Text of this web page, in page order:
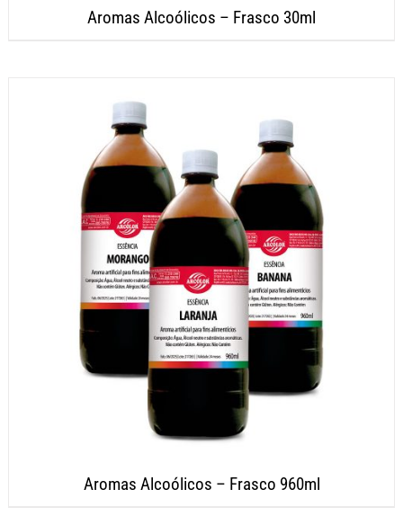
Aromas Alcoólicos – Frasco 30ml
Aromas Alcoólicos – Frasco 960ml